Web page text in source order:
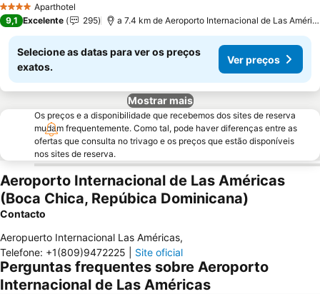
4 EstrelasAparthotel
9,1 Excelente 295 a 7.4 km de Aeroporto Internacional de Las Américas
Selecione as datas para ver os preços
exatos.
Ver preços
Mostrar mais
Os preços e a disponibilidade que recebemos dos sites de reserva
mudam frequentemente. Como tal, pode haver diferenças entre as
ofertas que consulta no trivago e os preços que estão disponíveis
nos sites de reserva.
Aeroporto Internacional de Las Américas
(Boca Chica, Repúbica Dominicana)
Contacto
Aeropuerto Internacional Las Américas,
Telefone: +1(809)9472225 Site oficial
Perguntas frequentes sobre Aeroporto
Internacional de Las Américas